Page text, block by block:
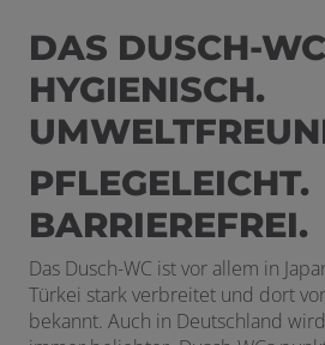
DAS DUSCH-
HYGIENISCH.
PFLEGELEICHT.
BARRIEREFREI.
Das Dusch-WC ist vor allem in
Türkei stark verbreitet und dort
bekannt. Auch in Deutschland